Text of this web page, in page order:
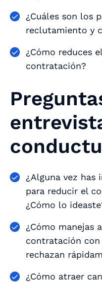
¿Cuáles son los
reclutamiento y
¿Cómo reduces
contratación?
¿Alguna vez has
para reducir el
¿Cómo lo
¿Cómo manejas
contratación
rechazan
¿Cómo atraer